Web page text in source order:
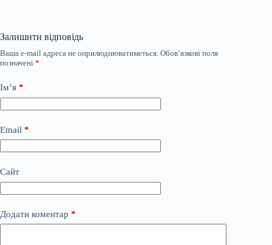
Залишити відповідь
Ваша e-mail адреса не оприлюднюватиметься. Обов’язкові поля
позначені *
Ім’я *
Email *
Сайт
Додати коментар *